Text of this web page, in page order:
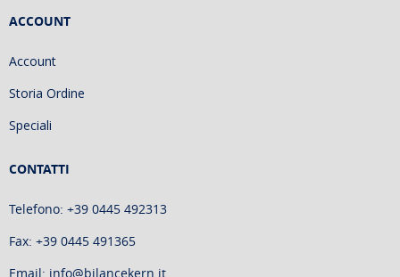
ACCOUNT
Account
Storia Ordine
Speciali
CONTATTI
Telefono: +39 0445 492313
Fax: +39 0445 491365
Email: info@bilancekern.it